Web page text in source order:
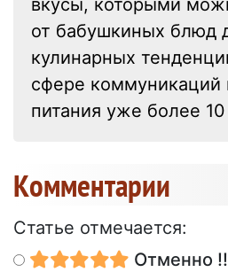
вкусы, которыми
от бабушкиных блюд
кулинарных
сфере коммуникаций
питания уже более
Kомментарии
Статье отмечается:
Отменно